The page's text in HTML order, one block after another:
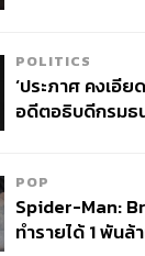
POLITICS
‘ประภาศ คงเอีย
อดีตอธิบดีกรมธ
POP
Spider-Man:
ทำรายได้ 1 พัน